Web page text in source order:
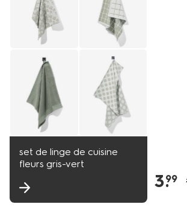
set de linge de cuisine
fleurs gris-vert
3.
99